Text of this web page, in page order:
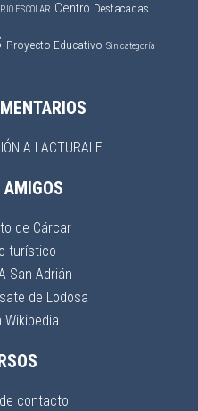
ESCOLAR Centro Destacadas
Proyecto Educativo Sin categoría
A LACTURALE
AMIGOS
de Cárcar
turístico
San Adrián
de Lodosa
Wikipedia
contacto